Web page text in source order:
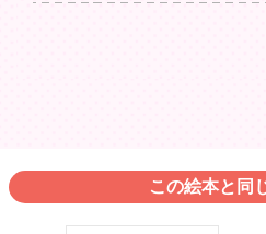
この絵本と同